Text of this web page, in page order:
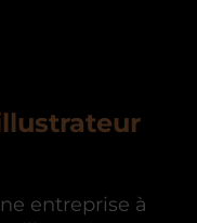
entreprise à